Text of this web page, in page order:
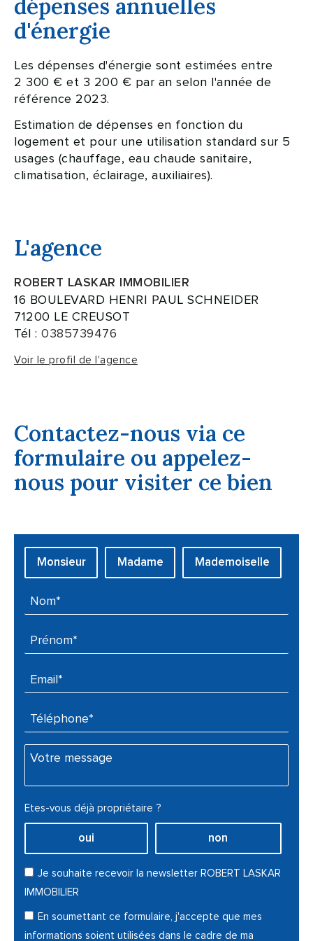
dépenses annuelles
d'énergie
Les dépenses d'énergie sont estimées entre
2 300 € et 3 200 € par an selon l'année de
référence 2023.
Estimation de dépenses en fonction du
logement et pour une utilisation standard sur 5
usages (chauffage, eau chaude sanitaire,
climatisation, éclairage, auxiliaires).
L'agence
ROBERT LASKAR IMMOBILIER
16 BOULEVARD HENRI PAUL SCHNEIDER
71200 LE CREUSOT
Tél : 0385739476
Voir le profil de l'agence
Contactez-nous via ce
formulaire ou appelez-
nous pour visiter ce bien
Civilité :
Monsieur Madame Mademoiselle
Nom* :
Prénom* :
Email* :
Téléphone* :
Votre message :
Etes-vous déjà propriétaire ?
oui non
Je souhaite recevoir la newsletter ROBERT LASKAR
IMMOBILIER
En soumettant ce formulaire, j'accepte que mes
informations soient utilisées dans le cadre de ma